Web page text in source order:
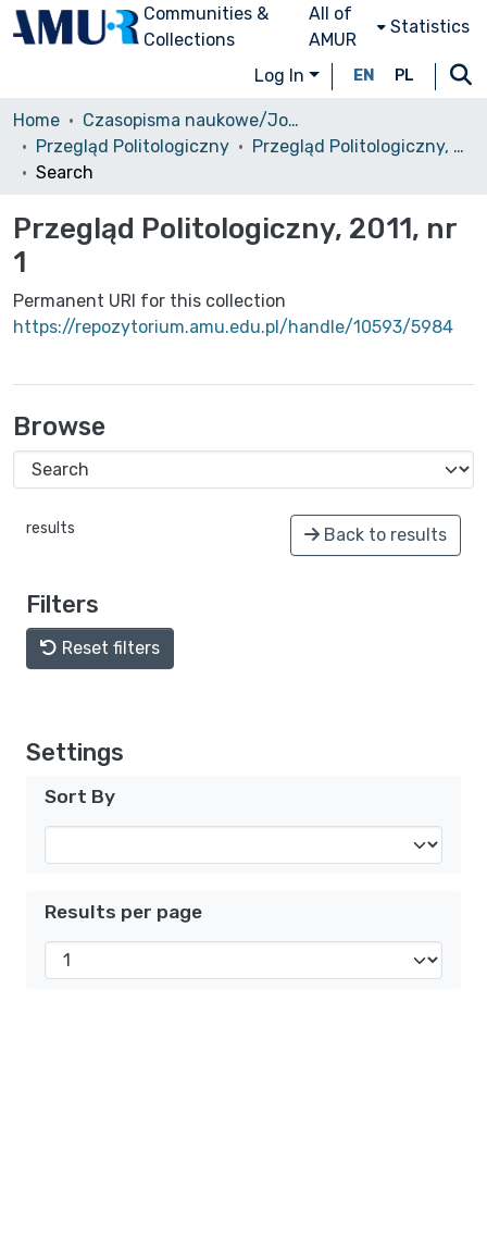
Communities &
Collections
All of
AMUR
Statistics
Log In EN PL
Home
Czasopisma naukowe/Journals
Przegląd Politologiczny
Przegląd Politologiczny, 2011, nr 1
Search
Przegląd Politologiczny, 2011, nr
1
Permanent URI for this collection
https://repozytorium.amu.edu.pl/handle/10593/5984
Browse
results Back to results
Filters
Reset filters
Settings
Sort By
Results per page